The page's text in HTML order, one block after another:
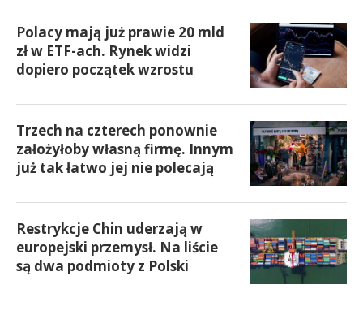
Polacy mają już prawie 20 mld
zł w ETF-ach. Rynek widzi
dopiero początek wzrostu
Trzech na czterech ponownie
założyłoby własną firmę. Innym
już tak łatwo jej nie polecają
Restrykcje Chin uderzają w
europejski przemysł. Na liście
są dwa podmioty z Polski